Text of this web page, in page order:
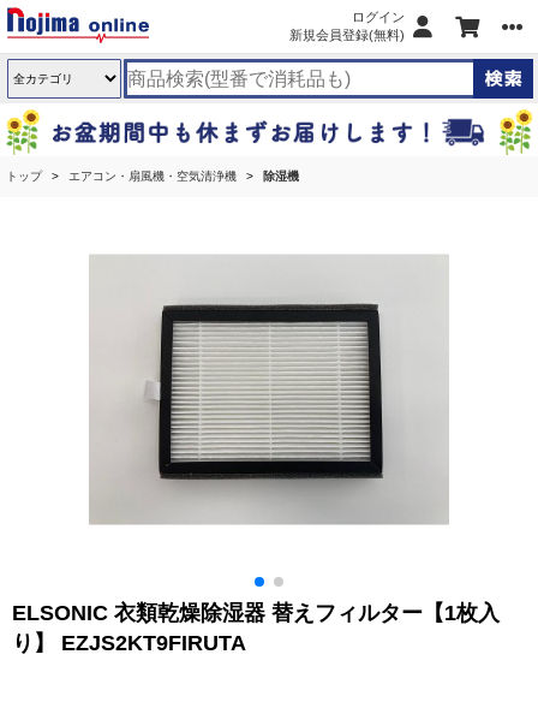
ログイン
新規会員登録(無料)
トップ エアコン・扇風機・空気清浄機 除湿機
ELSONIC 衣類乾燥除湿器 替えフィルター【1枚入
り】 EZJS2KT9FIRUTA